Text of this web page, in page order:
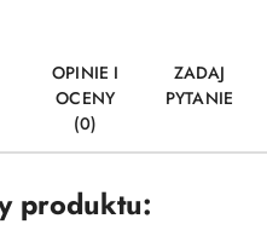
OPINIE I
OCENY
(0)
ZADAJ
PYTANIE
produktu: